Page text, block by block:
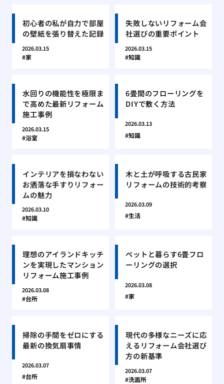
初心者の私が自力で部屋
の壁紙を張り替えた記録
2026.03.15
家
失敗しないリフォーム会
社選びの重要ポイント
2026.03.15
知識
水回りの機能性を極限ま
で高めた最新リフォーム
施工事例
2026.03.15
浴室
6畳間のフローリングを
DIYで敷く方法
2026.03.13
知識
インテリアを損なわない
お洒落な手すりリフォー
ムの魅力
2026.03.10
知識
木と土が呼吸する古民家
リフォームの技術的考察
2026.03.09
生活
理想のアイランドキッチ
ンを実現したマンション
リフォーム施工事例
2026.03.08
台所
ペットと暮らす6畳フロ
ーリングの選択
2026.03.08
家
掃除の手間をゼロにする
最新の換気扇事情
2026.03.07
台所
現代の多様なニーズに応
えるリフォーム会社選び
方の新基準
2026.03.07
洗面所